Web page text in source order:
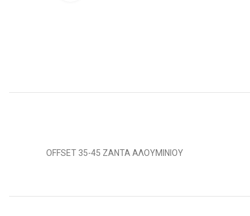
OFFSET 35-45 ΖΑΝΤΑ ΑΛΟΥΜΙΝΙΟΥ